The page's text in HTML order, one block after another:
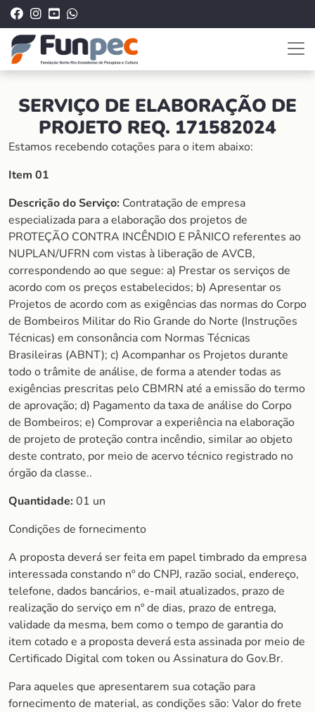
SERVIÇO DE ELABORAÇÃO DE
PROJETO REQ. 171582024
Estamos recebendo cotações para o item abaixo:
Item 01
Descrição do Serviço: Contratação de empresa
especializada para a elaboração dos projetos de
PROTEÇÃO CONTRA INCÊNDIO E PÂNICO referentes ao
NUPLAN/UFRN com vistas à liberação de AVCB,
correspondendo ao que segue: a) Prestar os serviços de
acordo com os preços estabelecidos; b) Apresentar os
Projetos de acordo com as exigências das normas do Corpo
de Bombeiros Militar do Rio Grande do Norte (Instruções
Técnicas) em consonância com Normas Técnicas
Brasileiras (ABNT); c) Acompanhar os Projetos durante
todo o trâmite de análise, de forma a atender todas as
exigências prescritas pelo CBMRN até a emissão do termo
de aprovação; d) Pagamento da taxa de análise do Corpo
de Bombeiros; e) Comprovar a experiência na elaboração
de projeto de proteção contra incêndio, similar ao objeto
deste contrato, por meio de acervo técnico registrado no
órgão da classe..
Quantidade:01 un
Condições de fornecimento
A proposta deverá ser feita em papel timbrado da empresa
interessada constando nº do CNPJ, razão social, endereço,
telefone, dados bancários, e-mail atualizados, prazo de
realização do serviço em nº de dias, prazo de entrega,
validade da mesma, bem como o tempo de garantia do
item cotado e a proposta deverá esta assinada por meio de
Certificado Digital com token ou Assinatura do Gov.Br.
Para aqueles que apresentarem sua cotação para
fornecimento de material, as condições são: Valor do frete